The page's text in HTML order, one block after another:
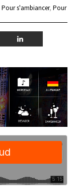
Pour s'ambiancer, Pour